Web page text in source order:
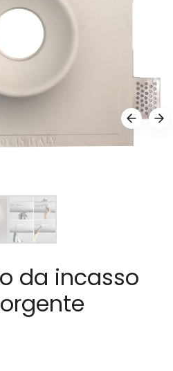
da incasso